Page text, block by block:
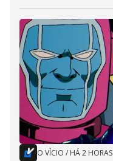
O VÍCIO / HÁ 2 HORAS